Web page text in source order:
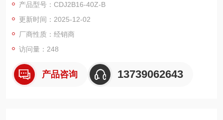
远优于行业平均标准。同时，缸盖与缸筒的螺纹连接部位加装专
用密封胶圈，进一步阻断泄漏路径，即便在 0.1~0.7MPa 的常用
工作压力范围内，也能保持长期稳定的密封效果
产品型号：CDJ2B16-40Z-B
更新时间：2025-12-02
厂商性质：经销商
访问量：248
产品咨询 13739062643